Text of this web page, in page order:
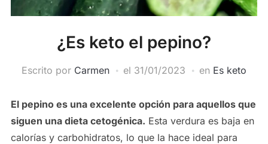
¿Es keto el pepino?
Escrito por Carmen el 31/01/2023 en Es keto
El pepino es una excelente opción para aquellos que
siguen una dieta cetogénica. Esta verdura es baja en
calorías y carbohidratos, lo que la hace ideal para